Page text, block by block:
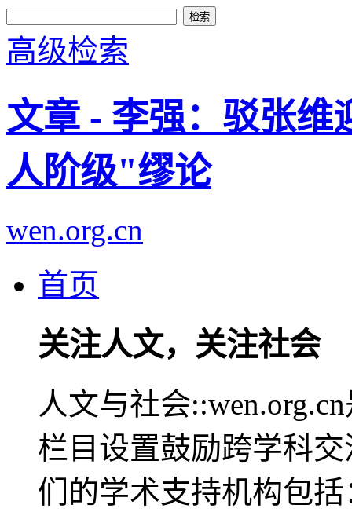
高级检索
文章 - 李强：驳张
人阶级"缪论
wen.org.cn
首页
关注人文，关注社会
人文与社会
栏目设置鼓励跨学科
们的学术支持机构包